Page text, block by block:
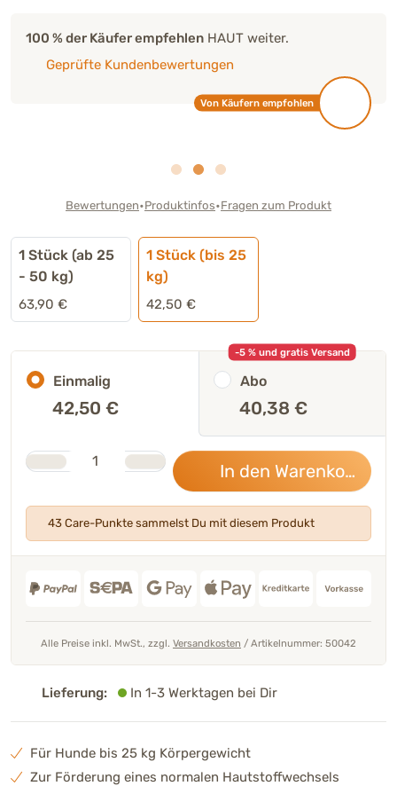
100 % der Käufer empfehlen HAUT weiter.
Geprüfte Kundenbewertungen
Von Käufern empfohlen
Für Hunde bis 25 kg Körpergewicht
Zur Förderung eines normalen Hautstoffwechsels
Bewertungen•Produktinfos•Fragen zum Produkt
1 Stück (ab 25
- 50 kg)
63,90 €
1 Stück (bis 25
kg)
42,50 €
Einmalig
42,50 €
-5 % und gratis Versand
Abo
40,38 €
Anzahl
In den Warenkorb
43 Care-Punkte sammelst Du mit diesem Produkt
Alle Preise inkl. MwSt., zzgl. Versandkosten / Artikelnummer: 50042
Lieferung: In 1-3 Werktagen bei Dir